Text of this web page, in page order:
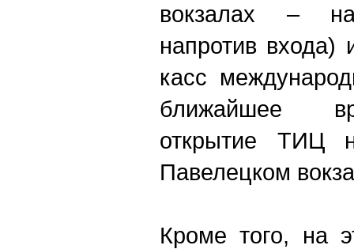
вокзалах –
напротив входа)
касс
ближайшее
открытие ТИЦ
Павелецком
Кроме того, на